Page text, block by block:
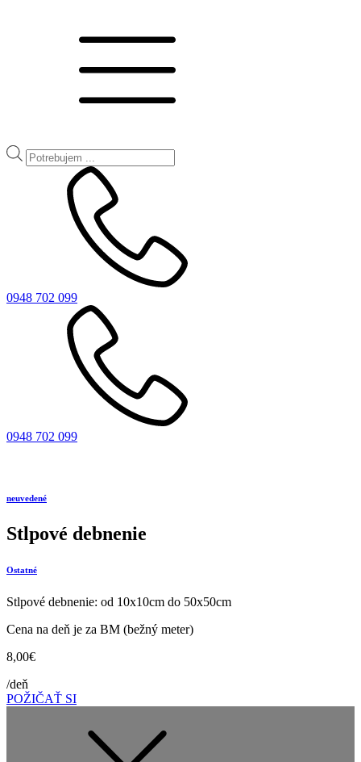
Products
search
0948 702 099
0948 702 099
neuvedené
Stlpové debnenie
Ostatné
Stlpové debnenie: od 10x10cm do 50x50cm
Cena na deň je za BM (bežný meter)
8,00€
/deň
POŽIČAŤ SI